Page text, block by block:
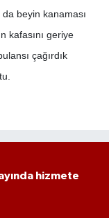
beyin kanaması
kafasını geriye
çağırdık
hizmete